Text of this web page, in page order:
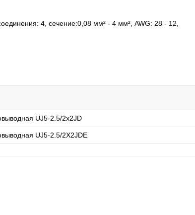
4, cечение:0,08 мм² - 4 мм², AWG: 28 - 12,
UJ5-2.5/2x2JD
UJ5-2.5/2X2JDE